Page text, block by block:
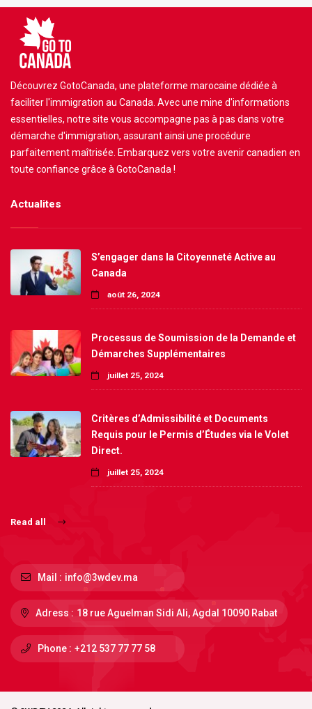
Découvrez GotoCanada, une plateforme marocaine dédiée à
faciliter l'immigration au Canada. Avec une mine d'informations
essentielles, notre site vous accompagne pas à pas dans votre
démarche d'immigration, assurant ainsi une procédure
parfaitement maîtrisée. Embarquez vers votre avenir canadien en
toute confiance grâce à GotoCanada !
Actualites
S’engager dans la Citoyenneté Active au
Canada
août 26, 2024
Processus de Soumission de la Demande et
Démarches Supplémentaires
juillet 25, 2024
Critères d’Admissibilité et Documents
Requis pour le Permis d’Études via le Volet
Direct.
juillet 25, 2024
Read all
Mail : info@3wdev.ma
Adress : 18 rue Aguelman Sidi Ali, Agdal 10090 Rabat
Phone : +212 537 77 77 58